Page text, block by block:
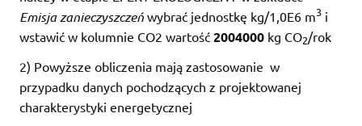
Emisja zanieczyszczeń wybrać jednostkę kg/1,0E6 m3 i
wstawić w kolumnie CO2 wartość 2004000 kg CO2/rok
2) Powyższe obliczenia mają zastosowanie w
przypadku danych pochodzących z projektowanej
charakterystyki energetycznej